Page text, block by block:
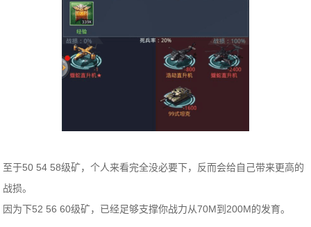
至于50 54 58级矿，个人来看完全没必要下，反而会给自己带来更高的
战损。
因为下52 56 60级矿，已经足够支撑你战力从70M到200M的发育。